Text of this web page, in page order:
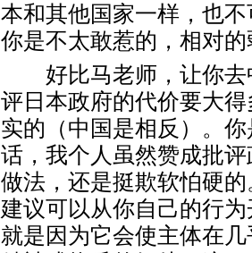
本和其他国家一样，也
你是不太敢惹的，相对
好比马老师，让你
评日本政府的代价要大
实的（中国是相反）。
话，我个人虽然赞成批
做法，还是挺欺软怕硬
建议可以从你自己的行
就是因为它会使主体在